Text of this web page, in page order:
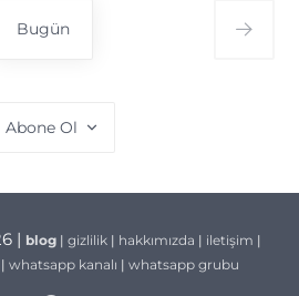
Bugün
Abone Ol
| blog| gizlilik| hakkımızda | iletişim |
whatsapp kanalı | whatsapp grubu